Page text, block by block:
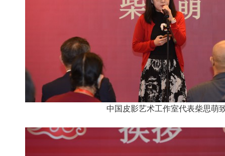
中国皮影艺术工作室代表柴思萌